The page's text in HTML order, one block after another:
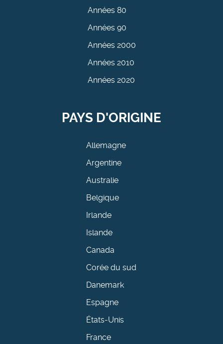
Années 80
Années 90
Années 2000
Années 2010
Années 2020
PAYS D'ORIGINE
Allemagne
Argentine
Australie
Belgique
Irlande
Islande
Canada
Corée du sud
Danemark
Espagne
États-Unis
France